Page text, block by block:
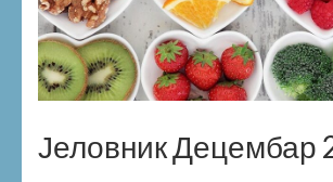
Јеловник Децембар